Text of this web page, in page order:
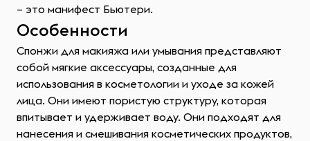
– это манифест Бьютери.
Особенности
Спонжи для макияжа или умывания представляют
собой мягкие аксессуары, созданные для
использования в косметологии и уходе за кожей
лица. Они имеют пористую структуру, которая
впитывает и удерживает воду. Они подходят для
нанесения и смешивания косметических продуктов,